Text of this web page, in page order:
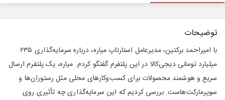
توضیحات
با امیراحمد برکتین، مدیرعامل استارتاپ میاره، درباره سرمایه‌گذاری ۲۳۵
میلیارد تومانی دیجی‌کالا در این پلتفرم گفتگو کردم. میاره، یک پلتفرم ارسال
سریع و هوشمند محصولات برای کسب‌وکارهای محلی مثل رستوران‌ها و
سوپرمارکت‌هاست. بررسی کردیم که این سرمایه‌گذاری چه تأثیری روی